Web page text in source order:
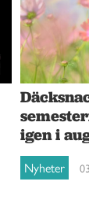
igen i
Nyheter